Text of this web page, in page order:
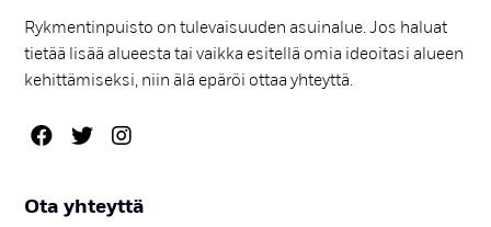
Rykmentinpuisto on tulevaisuuden asuinalue. Jos haluat
tietää lisää alueesta tai vaikka esitellä omia ideoitasi alueen
kehittämiseksi, niin älä epäröi ottaa yhteyttä.
Ota yh­teyt­tä